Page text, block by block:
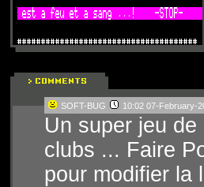
SOFT-BUG 10:02 07-February-
Un super jeu
clubs ... Faire
pour modifier la